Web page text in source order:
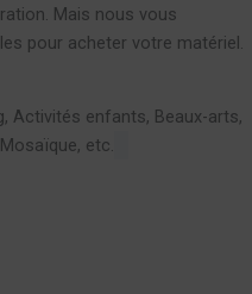
Mais nous vous
pour acheter votre matériel.
Activités enfants, Beaux-arts,
etc.